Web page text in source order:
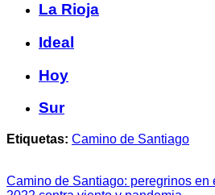
La Rioja
Ideal
Hoy
Sur
Etiquetas: Camino de Santiago
Camino de Santiago: peregrinos en